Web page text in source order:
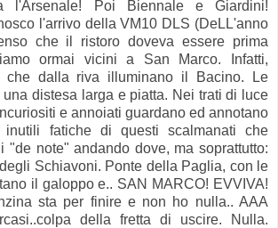
l'Arsenale! Poi Biennale e Giardini!
l'arrivo della VM10 DLS (DeLL'anno
che il ristoro doveva essere prima
ormai vicini a San Marco. Infatti,
che dalla riva illuminano il Bacino. Le
distesa larga e piatta. Nei trati di luce
e annoiati guardano ed annotano
fatiche di questi scalmanati che
"de note" andando dove, ma soprattutto:
Schiavoni. Ponte della Paglia, con le
il galoppo e.. SAN MARCO! EVVIVA!
sta per finire e non ho nulla.. AAA
della fretta di uscire. Nulla.